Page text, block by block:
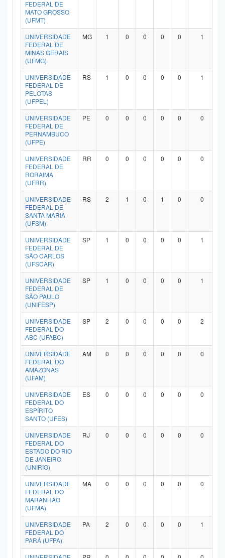
FEDERAL DE
MATO GROSSO
(UFMT)
UNIVERSIDADE
FEDERAL DE
MINAS GERAIS
(UFMG)
MG 1 0 0 0 0 1
UNIVERSIDADE
FEDERAL DE
PELOTAS
(UFPEL)
RS 1 0 0 0 0 1
UNIVERSIDADE
FEDERAL DE
PERNAMBUCO
(UFPE)
PE 0 0 0 0 0 0
UNIVERSIDADE
FEDERAL DE
RORAIMA
(UFRR)
RR 0 0 0 0 0 0
UNIVERSIDADE
FEDERAL DE
SANTA MARIA
(UFSM)
RS 2 1 0 1 0 0
UNIVERSIDADE
FEDERAL DE
SÃO CARLOS
(UFSCAR)
SP 1 0 0 0 0 1
UNIVERSIDADE
FEDERAL DE
SÃO PAULO
(UNIFESP)
SP 1 0 0 0 0 1
UNIVERSIDADE
FEDERAL DO
ABC (UFABC)
SP 2 0 0 0 0 2
UNIVERSIDADE
FEDERAL DO
AMAZONAS
(UFAM)
AM 0 0 0 0 0 0
UNIVERSIDADE
FEDERAL DO
ESPÍRITO
SANTO (UFES)
ES 0 0 0 0 0 0
UNIVERSIDADE
FEDERAL DO
ESTADO DO RIO
DE JANEIRO
(UNIRIO)
RJ 0 0 0 0 0 0
UNIVERSIDADE
FEDERAL DO
MARANHÃO
(UFMA)
MA 0 0 0 0 0 0
UNIVERSIDADE
FEDERAL DO
PARÁ (UFPA)
PA 2 0 0 0 0 1